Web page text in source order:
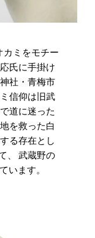
カミをモチー
氏に手掛け
社・青梅市
信仰は旧武
道に迷った
を救った白
る存在とし
、 武蔵野の
います。